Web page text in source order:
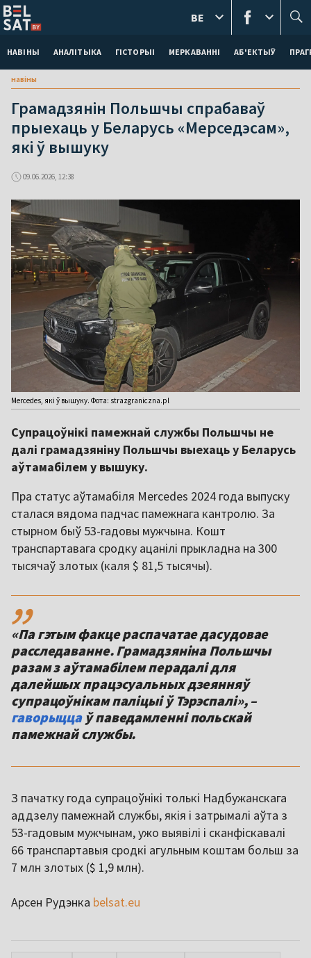
НАВІНЫ АНАЛІТЫКА ГІСТОРЫІ МЕРКАВАННI АБ'ЕКТЫЎ
BE
навіны
Грамадзянін Польшчы спрабаваў
прыехаць у Беларусь «Мерседэсам»,
які ў вышуку
09.06.2026, 12:38
Mercedes, які ў вышуку. Фота: strazgraniczna.pl
Супрацоўнікі памежнай службы Польшчы не
далі грамадзяніну Польшчы выехаць у Беларусь
аўтамабілем у вышуку.
Пра статус аўтамабіля Mercedes 2024 года выпуску
сталася вядома падчас памежнага кантролю. За
стырном быў 53-гадовы мужчына. Кошт
транспартавага сродку ацанілі прыкладна на 300
тысячаў злотых (каля $ 81,5 тысячы).
,,
«Па гэтым факце распачатае дасудовае
расследаванне. Грамадзяніна Польшчы
разам з аўтамабілем перадалі для
далейшых працэсуальных дзеянняў
супрацоўнікам паліцыі ў Тэрэспалі», –
гаворыццаў паведамленні польскай
памежнай службы.
З пачатку года супрацоўнікі толькі Надбужанскага
аддзелу памежнай службы, якія і затрымалі аўта з
53-гадовым мужчынам, ужо выявілі і сканфіскавалі
66 транспартавыя сродкі агульным коштам больш за
7 млн злотых ($ 1,9 млн).
Арсен Рудэнка belsat.eu